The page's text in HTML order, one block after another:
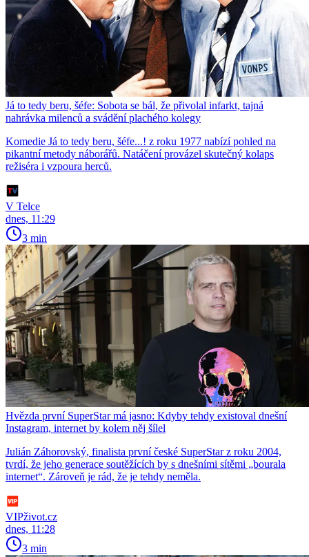
Já to tedy beru, šéfe: Sobota se bál, že přivolal infarkt, tajná
nahrávka milenců a svádění plachého kolegy
Komedie Já to tedy beru, šéfe...! z roku 1977 nabízí pohled na
pikantní metody náborářů. Natáčení provázel skutečný kolaps
režiséra i vzpoura herců.
V Telce
dnes, 11:29
3 min
Hvězda první SuperStar má jasno: Kdyby tehdy existoval dnešní
Instagram, internet by kolem něj šílel
Julián Záhorovský, finalista první české SuperStar z roku 2004,
tvrdí, že jeho generace soutěžících by s dnešními sítěmi „bourala
internet“. Zároveň je rád, že je tehdy neměla.
VIPživot.cz
dnes, 11:28
3 min